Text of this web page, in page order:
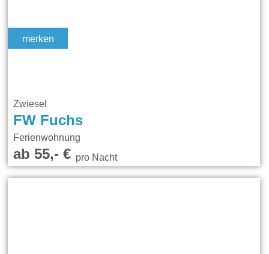
merken
Zwiesel
FW Fuchs
Ferienwohnung
ab 55,- €pro Nacht